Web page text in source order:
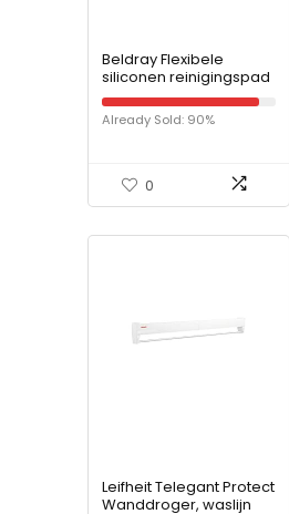
Beldray Flexibele
siliconen reinigingspad
| compact design |
geschikt voor servies,
potten en pannen en
Already Sold: 90%
0
Leifheit Telegant Protect
Wanddroger, waslijn